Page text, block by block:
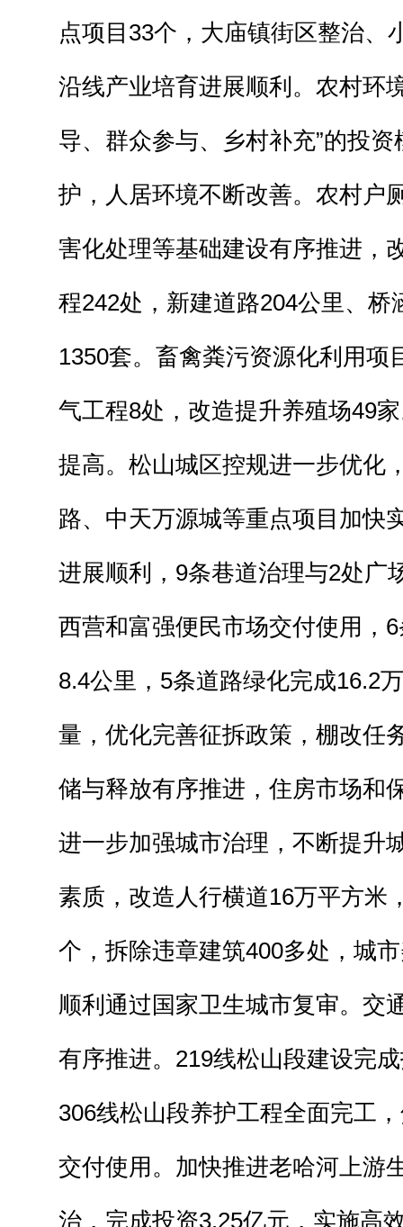
点项目33个，大庙镇街区整治、
沿线产业培育进展顺利。农村环
导、群众参与、乡村补充”的投
护，人居环境不断改善。农村户
害化处理等基础建设有序推进，
程242处，新建道路204公里、桥
1350套。畜禽粪污资源化利用项
气工程8处，改造提升养殖场49
提高。松山城区控规进一步优化
路、中天万源城等重点项目加快
进展顺利，9条巷道治理与2处广
西营和富强便民市场交付使用，
8.4公里，5条道路绿化完成16.2
量，优化完善征拆政策，棚改任
储与释放有序推进，住房市场和
进一步加强城市治理，不断提升
素质，改造人行横道16万平方米
个，拆除违章建筑400多处，城
顺利通过国家卫生城市复审。交
有序推进。219线松山段建设完
306线松山段养护工程全面完工
交付使用。加快推进老哈河上游
治，完成投资3.25亿元，实施高